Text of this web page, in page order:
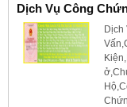
Dịch Vụ Công
Dịch